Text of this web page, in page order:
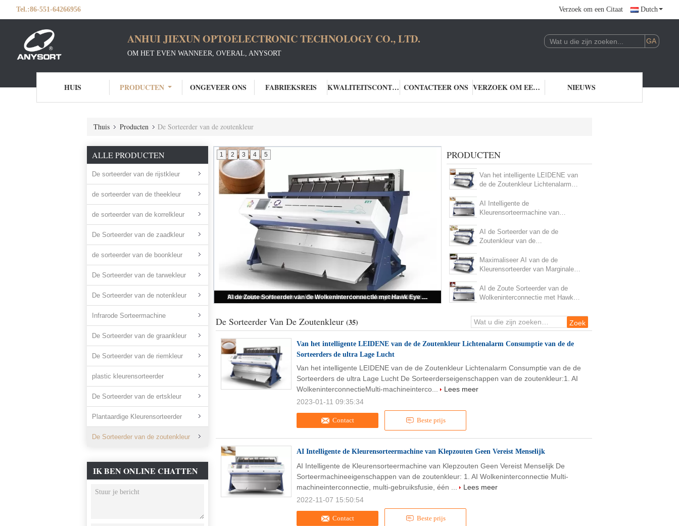
Tel.:86-551-64266956 Verzoek om een Citaat Dutch
ANHUI JIEXUN OPTOELECTRONIC TECHNOLOGY CO., LTD.
OM HET EVEN WANNEER, OVERAL, ANYSORT
HUIS PRODUCTEN ONGEVEER ONS FABRIEKSREIS KWALITEITSCONTROLE CONTACTEER ONS VERZOEK OM EEN CITAAT NIEUWS
Thuis Producten De Sorteerder van de zoutenkleur
ALLE PRODUCTEN
De sorteerder van de rijstkleur
de sorteerder van de theekleur
de sorteerder van de korrelkleur
De Sorteerder van de zaadkleur
de sorteerder van de boonkleur
De Sorteerder van de tarwekleur
De Sorteerder van de notenkleur
Infrarode Sorteermachine
De Sorteerder van de graankleur
De Sorteerder van de riemkleur
plastic kleurensorteerder
De Sorteerder van de ertskleur
Plantaardige Kleurensorteerder
De Sorteerder van de zoutenkleur
IK BEN ONLINE CHATTEN
NU
Van het intelligente LEIDENE van de de Zoutenkleur Lichtenalarm Consumptie van de de Sorteerders de ultra Lage Lucht
1 2 3 4 5 PRODUCTEN
Van het intelligente LEIDENE van
de de Zoutenkleur Lichtenalarm
de ultra Lage Lucht
AI Intelligente de
Kleurensorteermachine van
AI de Sorteerder van de de
Zoutenkleur van de
Eye Recognition
Maximaliseer AI van de de
Kleurensorteerder van Marginale
AI de Zoute Sorteerder van de
Wolkeninterconnectie met Hawk
De Sorteerder Van De Zoutenkleur (35)
Van het intelligente LEIDENE van de de Zoutenkleur Lichtenalarm Consumptie van de de
Sorteerders de ultra Lage Lucht
Contact Beste prijs
Van het intelligente LEIDENE van de de Zoutenkleur Lichtenalarm Consumptie van de de
Sorteerders de ultra Lage Lucht De Sorteerderseigenschappen van de zoutenkleur:1. AI
WolkeninterconnectieMulti-machineinterco...
Lees meer
2023-01-11 09:35:34
AI Intelligente de Kleurensorteermachine van Klepzouten Geen Vereist Menselijk
Contact Beste prijs
AI Intelligente de Kleurensorteermachine van Klepzouten Geen Vereist Menselijk De
Sorteermachineeigenschappen van de zoutenkleur: 1. AI Wolkeninterconnectie Multi-
machineinterconnectie, multi-gebruiksfusie, één ...
Lees meer
2022-11-07 15:50:54